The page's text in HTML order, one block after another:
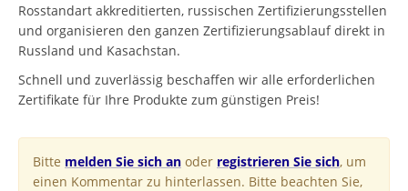
Rosstandart akkreditierten, russischen Zertifizierungsstellen
und organisieren den ganzen Zertifizierungsablauf direkt in
Russland und Kasachstan.
Schnell und zuverlässig beschaffen wir alle erforderlichen
Zertifikate für Ihre Produkte zum günstigen Preis!
Bitte melden Sie sich an oder registrieren Sie sich, um
einen Kommentar zu hinterlassen. Bitte beachten Sie,